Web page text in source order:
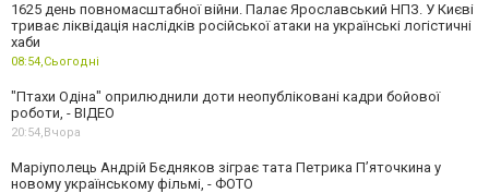
1625 день повномасштабної війни. Палає Ярославський НПЗ. У Києві
триває ліквідація наслідків російської атаки на українські логістичні
хаби
08:54,Сьогодні
"Птахи Одіна" оприлюднили доти неопубліковані кадри бойової
роботи, - ВІДЕО
20:54,Вчора
Маріуполець Андрій Бєдняков зіграє тата Петрика П’яточкина у
новому українському фільмі, - ФОТО